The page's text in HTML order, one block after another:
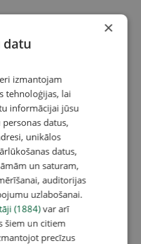
×
datu
izmantojam
tehnoloģijas, lai
informācijai jūsu
datus,
unikālos
datus,
un saturam,
auditorijas
uzlabošanai.
(1884)var arī
šiem un citiem
precīzus